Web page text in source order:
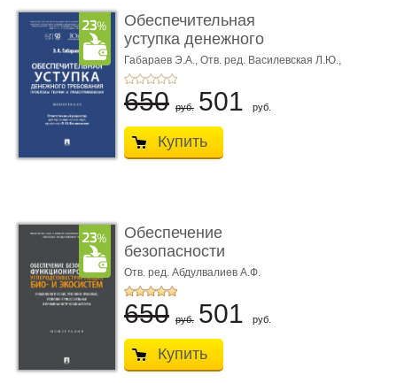
Обеспечительная
уступка денежного
требования ...
Габараев Э.А., Отв. ред. Василевская Л.Ю.,
вступ. сл. Каретина М.Г.
650 руб. 501 руб.
Купить
Обеспечение
безопасности
функционирования уг
...
Отв. ред. Абдулвалиев А.Ф.
650 руб. 501 руб.
Купить